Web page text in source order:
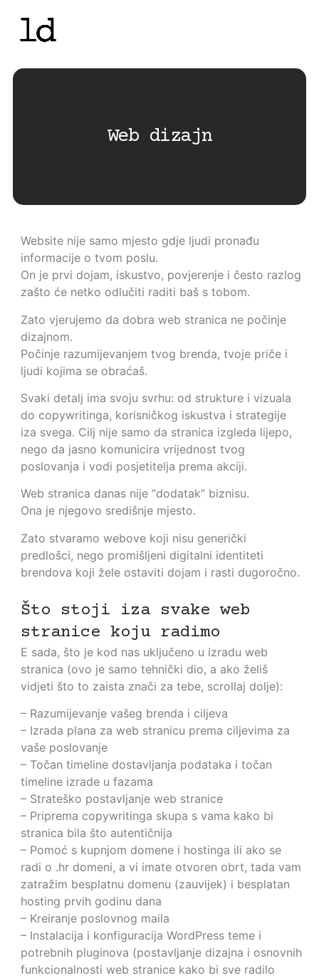
Web dizajn
Website nije samo mjesto gdje ljudi pronađu
informacije o tvom poslu.
On je prvi dojam, iskustvo, povjerenje i često razlog
zašto će netko odlučiti raditi baš s tobom.
Zato vjerujemo da dobra web stranica ne počinje
dizajnom.
Počinje razumijevanjem tvog brenda, tvoje priče i
ljudi kojima se obraćaš.
Svaki detalj ima svoju svrhu: od strukture i vizuala
do copywritinga, korisničkog iskustva i strategije
iza svega. Cilj nije samo da stranica izgleda lijepo,
nego da jasno komunicira vrijednost tvog
poslovanja i vodi posjetitelja prema akciji.
Web stranica danas nije “dodatak” biznisu.
Ona je njegovo središnje mjesto.
Zato stvaramo webove koji nisu generički
predlošci, nego promišljeni digitalni identiteti
brendova koji žele ostaviti dojam i rasti dugoročno.
Što stoji iza svake web
stranice koju radimo
E sada, što je kod nas uključeno u izradu web
stranica (ovo je samo tehnički dio, a ako želiš
vidjeti što to zaista znači za tebe, scrollaj dolje):
– Razumijevanje vašeg brenda i ciljeva
– Izrada plana za web stranicu prema ciljevima za
vaše poslovanje
– Točan timeline dostavljanja podataka i točan
timeline izrade u fazama
– Strateško postavljanje web stranice
– Priprema copywritinga skupa s vama kako bi
stranica bila što autentičnija
– Pomoć s kupnjom domene i hostinga ili ako se
radi o .hr domeni, a vi imate otvoren obrt, tada vam
zatražim besplatnu domenu (zauvijek) i besplatan
hosting prvih godinu dana
– Kreiranje poslovnog maila
– Instalacija i konfiguracija WordPress teme i
potrebnih pluginova (postavljanje dizajna i osnovnih
funkcionalnosti web stranice kako bi sve radilo